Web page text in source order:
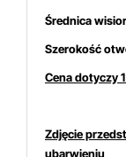
Średnica
Szerokość
Cena dotyczy
Zdjęcie
ubarwieniu